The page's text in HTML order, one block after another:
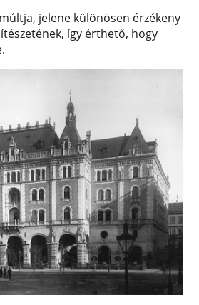
jelene különösen érzékeny
így érthető, hogy